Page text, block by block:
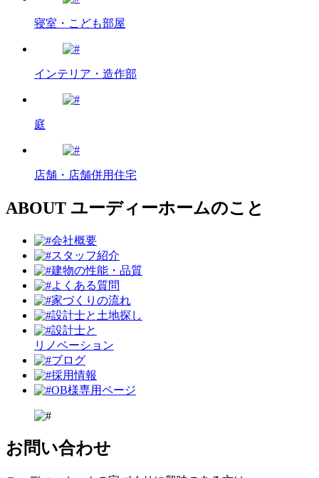
寝室・こども部屋
インテリア・造作部
庭
店舗・店舗併用住宅
ABOUT ユーディーホームのこと
会社概要
スタッフ紹介
建物の性能・品質
よくある質問
家づくりの流れ
設計⼠と⼟地探し
設計士と
リノベーション
ブログ
採用情報
OB様専用ページ
お問い合わせ